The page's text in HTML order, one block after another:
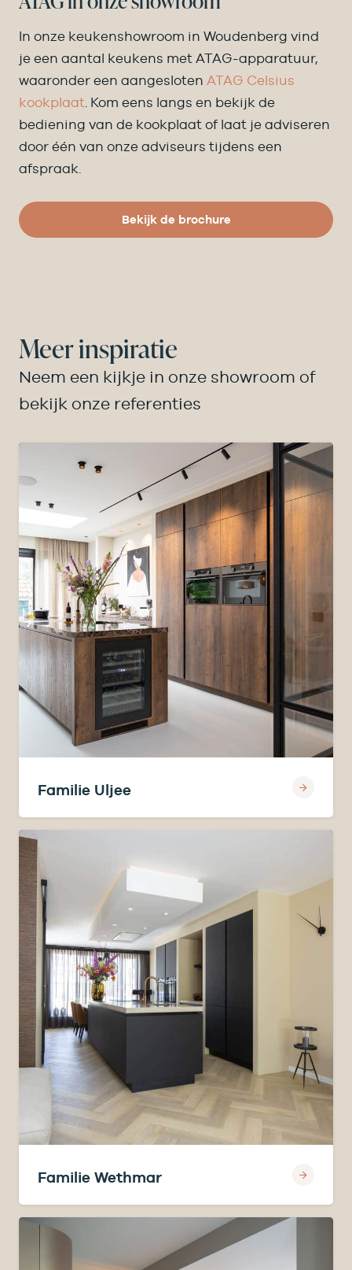
In onze keukenshowroom in Woudenberg vind
je een aantal keukens met ATAG-apparatuur,
waaronder een aangesloten ATAG Celsius
kookplaat. Kom eens langs en bekijk de
bediening van de kookplaat of laat je adviseren
door één van onze adviseurs tijdens een
afspraak.
Bekijk de brochure
Meer inspiratie
Neem een kijkje in onze showroom of
bekijk onze referenties
Familie Uljee
Familie Wethmar